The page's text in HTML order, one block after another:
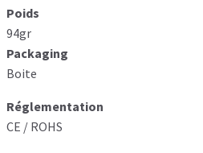
Poids
94gr
Packaging
Boite
Réglementation
CE / ROHS